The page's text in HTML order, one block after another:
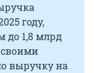
году,
до 1,8 млрд
своими
выручку на